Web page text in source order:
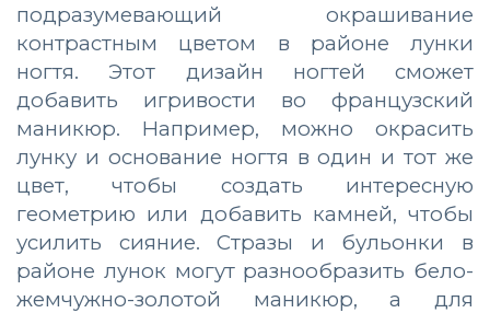
подразумевающий окрашивание
контрастным цветом в районе лунки
ногтя. Этот дизайн ногтей сможет
добавить игривости во французский
маникюр. Например, можно окрасить
лунку и основание ногтя в один и тот же
цвет, чтобы создать интересную
геометрию или добавить камней, чтобы
усилить сияние. Стразы и бульонки в
районе лунок могут разнообразить бело-
жемчужно-золотой маникюр, а для